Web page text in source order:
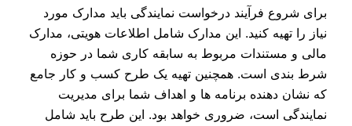
برای شروع فرآیند درخواست نمایندگی باید مدارک مورد
نیاز را تهیه کنید. این مدارک شامل اطلاعات هویتی، مدارک
مالی و مستندات مربوط به سابقه کاری شما در حوزه
شرط‌ بندی است. همچنین تهیه یک طرح کسب‌ و کار جامع
که نشان دهنده برنامه‌ ها و اهداف شما برای مدیریت
نمایندگی است، ضروری خواهد بود. این طرح باید شامل